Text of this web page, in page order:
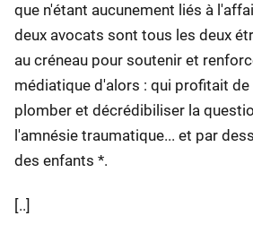
que n'étant aucunement liés à
deux avocats sont tous les deux
au créneau pour soutenir et
médiatique d'alors : qui profitait
plomber et décrédibiliser la
l'amnésie traumatique... et par
des enfants *.
[..]